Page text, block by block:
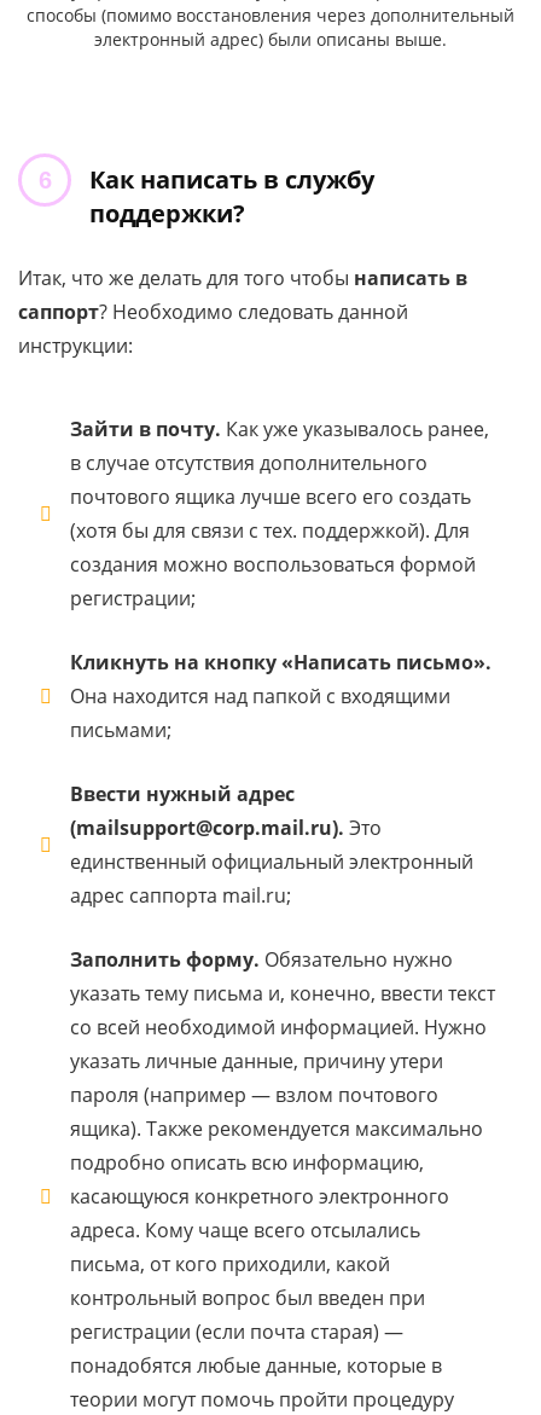
способы (помимо восстановления через дополнительный
электронный адрес) были описаны выше.
Как написать в службу
поддержки?
Итак, что же делать для того чтобы написать в
саппорт? Необходимо следовать данной
инструкции:
Зайти в почту. Как уже указывалось ранее,
в случае отсутствия дополнительного
почтового ящика лучше всего его создать
(хотя бы для связи с тех. поддержкой). Для
создания можно воспользоваться формой
регистрации;
Кликнуть на кнопку «Написать письмо».
Она находится над папкой с входящими
письмами;
Ввести нужный адрес
(mailsupport@corp.mail.ru). Это
единственный официальный электронный
адрес саппорта mail.ru;
Заполнить форму. Обязательно нужно
указать тему письма и, конечно, ввести текст
со всей необходимой информацией. Нужно
указать личные данные, причину утери
пароля (например — взлом почтового
ящика). Также рекомендуется максимально
подробно описать всю информацию,
касающуюся конкретного электронного
адреса. Кому чаще всего отсылались
письма, от кого приходили, какой
контрольный вопрос был введен при
регистрации (если почта старая) —
понадобятся любые данные, которые в
теории могут помочь пройти процедуру